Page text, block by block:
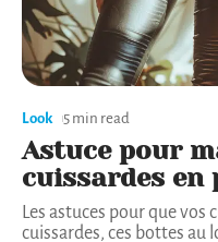
Look 5 min read
Astuce pour
cuissardes en
Les astuces pour que vos
cuissardes, ces bottes au